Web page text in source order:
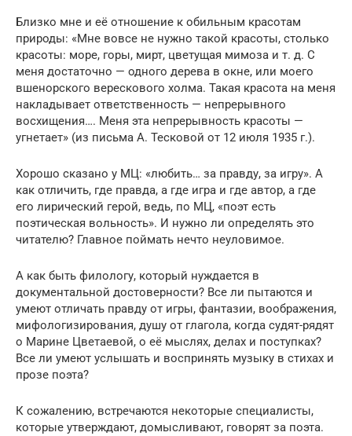
Близко мне и её отношение к обильным красотам
природы: «Мне вовсе не нужно такой красоты, столько
красоты: море, горы, мирт, цветущая мимоза и т. д. С
меня достаточно — одного дерева в окне, или моего
вшенорского верескового холма. Такая красота на меня
накладывает ответственность — непрерывного
восхищения…. Меня эта непрерывность красоты —
угнетает» (из письма А. Тесковой от 12 июля 1935 г.).
Хорошо сказано у МЦ: «любить… за правду, за игру». А
как отличить, где правда, а где игра и где автор, а где
его лирический герой, ведь, по МЦ, «поэт есть
поэтическая вольность». И нужно ли определять это
читателю? Главное поймать нечто неуловимое.
А как быть филологу, который нуждается в
документальной достоверности? Все ли пытаются и
умеют отличать правду от игры, фантазии, воображения,
мифологизирования, душу от глагола, когда судят-рядят
о Марине Цветаевой, о её мыслях, делах и поступках?
Все ли умеют услышать и воспринять музыку в стихах и
прозе поэта?
К сожалению, встречаются некоторые специалисты,
которые утверждают, домысливают, говорят за поэта.